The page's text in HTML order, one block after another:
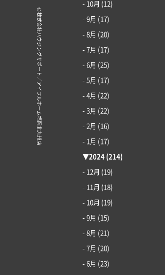
- 10月 (12)
- 9月 (17)
- 8月 (20)
- 7月 (17)
- 6月 (25)
- 5月 (17)
- 4月 (22)
- 3月 (22)
- 2月 (16)
- 1月 (17)
▼2024 (214)
- 12月 (19)
- 11月 (18)
- 10月 (19)
- 9月 (15)
- 8月 (21)
- 7月 (20)
- 6月 (23)
© 株式会社ハウジングサポート／アイフルホーム福岡北九州店